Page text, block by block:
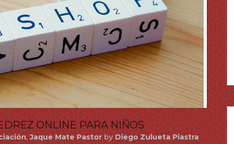
ONLINE PARA NIÑOS
,Jaque Mate Pastor byDiego Zulueta Piastra